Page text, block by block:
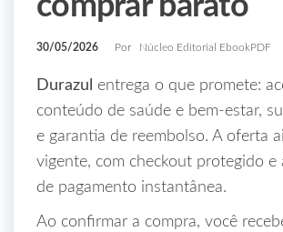
30/05/2026 Por Núcleo Editorial EbookPDF
Durazul
entrega o que promete:
conteúdo de saúde e bem‑estar,
e garantia de reembolso. A oferta
vigente, com checkout protegido e
de pagamento instantânea.
Ao confirmar a compra, você